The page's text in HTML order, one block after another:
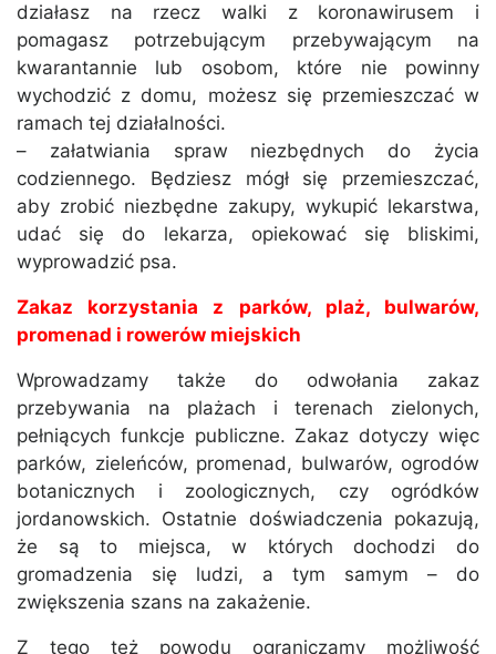
działasz na rzecz walki z koronawirusem i
pomagasz potrzebującym przebywającym na
kwarantannie lub osobom, które nie powinny
wychodzić z domu, możesz się przemieszczać w
ramach tej działalności.
– załatwiania spraw niezbędnych do życia
codziennego. Będziesz mógł się przemieszczać,
aby zrobić niezbędne zakupy, wykupić lekarstwa,
udać się do lekarza, opiekować się bliskimi,
wyprowadzić psa.
Zakaz korzystania z parków, plaż, bulwarów,
promenad i rowerów miejskich
Wprowadzamy także do odwołania zakaz
przebywania na plażach i terenach zielonych,
pełniących funkcje publiczne. Zakaz dotyczy więc
parków, zieleńców, promenad, bulwarów, ogrodów
botanicznych i zoologicznych, czy ogródków
jordanowskich. Ostatnie doświadczenia pokazują,
że są to miejsca, w których dochodzi do
gromadzenia się ludzi, a tym samym – do
zwiększenia szans na zakażenie.
Z tego też powodu ograniczamy możliwość